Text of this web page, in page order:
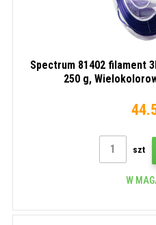
Spectrum 81402 filament
250 g,
szt
W